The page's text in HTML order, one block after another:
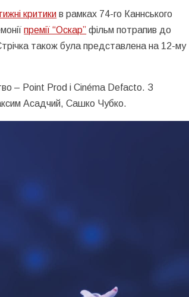
критики в рамках 74-го Каннського
премії “Оскар” фільм потрапив до
також була представлена на 12-му
– Point Prod і Cinéma Defacto. З
Асадчий, Сашко Чубко.